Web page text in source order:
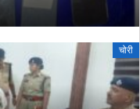
चोरी